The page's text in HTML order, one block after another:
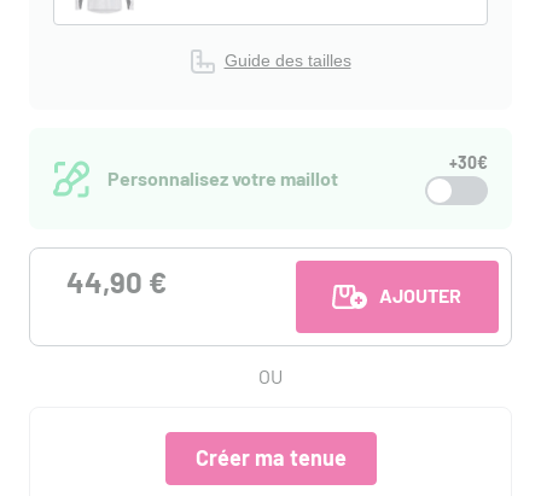
Guide des tailles
Personnalisez votre maillot
+30€
44,90 € AJOUTER AU
OU
Créer ma tenue